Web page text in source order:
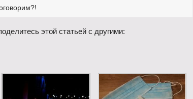
этой статьей с другими: